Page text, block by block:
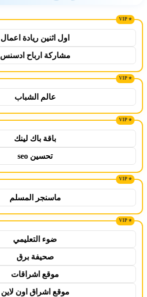
اول اثنين ريادة اعمال
مشاركة ارباح ادسنس
عالم الشباب
باقة باك لينك
تحسين seo
ماسنجر المسلم
ضوء التعليمي
صحيفة برق
موقع اشراقات
موقع اشراق اون لاين